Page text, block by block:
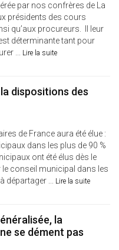
par nos confrères de La
présidents des cours
qu’aux procureurs. Il leur
déterminante tant pour
... Lire la suite
dispositions des
de France aura été élue :
dans les plus de 90 %
ont été élus dès le
le conseil municipal dans les
départager ... Lire la suite
la
se dément pas